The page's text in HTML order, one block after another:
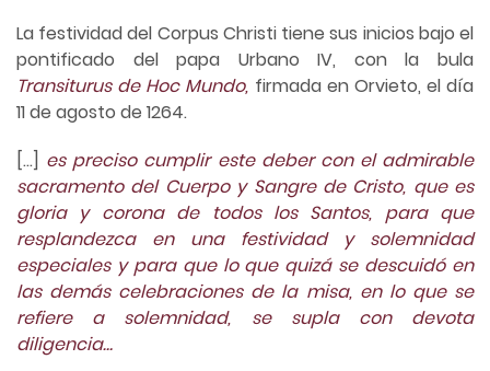
La festividad del Corpus Christi tiene sus inicios bajo el
pontificado del papa Urbano IV, con la bula
Transiturus de Hoc Mundo, firmada en Orvieto, el día
11 de agosto de 1264.
[…] es preciso cumplir este deber con el admirable
sacramento del Cuerpo y Sangre de Cristo, que es
gloria y corona de todos los Santos, para que
resplandezca en una festividad y solemnidad
especiales y para que lo que quizá se descuidó en
las demás celebraciones de la misa, en lo que se
refiere a solemnidad, se supla con devota
diligencia…